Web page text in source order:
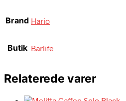
Brand Hario
Butik Barlife
Relaterede varer